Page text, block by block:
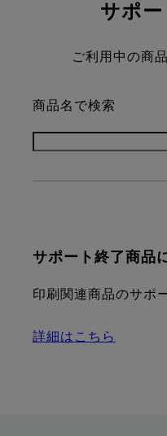
サポ
ご利用中の商
商品名で検索
サポート終了商品
印刷関連商品のサポ
詳細はこちら